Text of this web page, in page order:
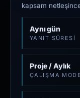
kapsam
Aynı gün
YANIT SÜRESI
Proje / Aylık
ÇALIŞMA